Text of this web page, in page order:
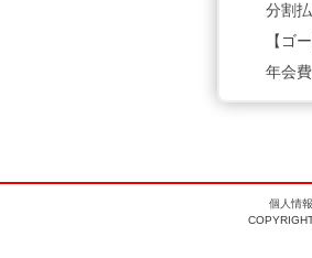
分割
【ゴ
年会
個人情